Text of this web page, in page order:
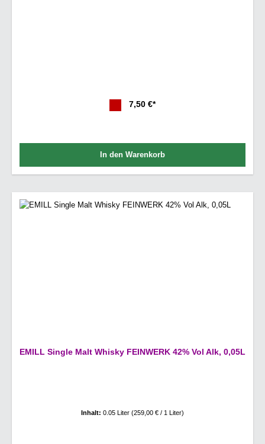
7,50 €*
In den Warenkorb
EMILL Single Malt Whisky FEINWERK 42% Vol Alk, 0,05L
Inhalt: 0.05 Liter (259,00 € / 1 Liter)